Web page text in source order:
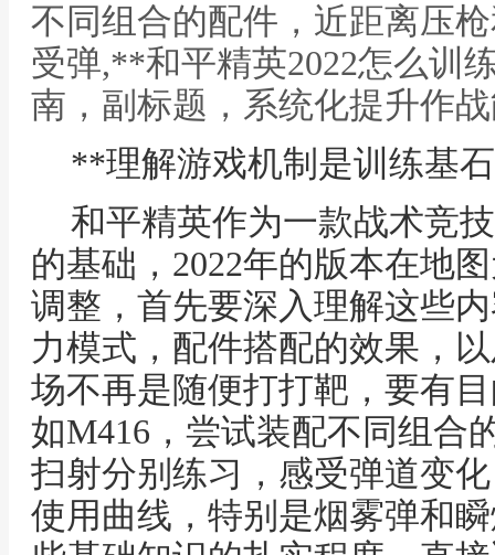
不同组合的配件，近距离压
受弹,**和平精英2022怎么训
南，副标题，系统化提升作
**理解游戏机制是训练基
和平精英作为一款战术竞
的基础，2022年的版本在地
调整，首先要深入理解这些
力模式，配件搭配的效果，
场不再是随便打打靶，要有
如M416，尝试装配不同组合
扫射分别练习，感受弹道变
使用曲线，特别是烟雾弹和